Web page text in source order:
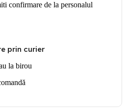
confirmare de la personalul
prin curier
la birou